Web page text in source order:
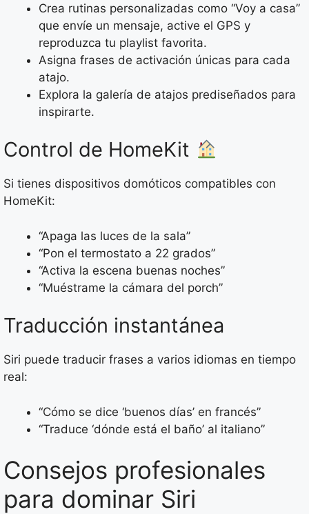
Crea rutinas personalizadas como “Voy a casa”
que envíe un mensaje, active el GPS y
reproduzca tu playlist favorita.
Asigna frases de activación únicas para cada
atajo.
Explora la galería de atajos prediseñados para
inspirarte.
Control de HomeKit
Si tienes dispositivos domóticos compatibles con
HomeKit:
“Apaga las luces de la sala”
“Pon el termostato a 22 grados”
“Activa la escena buenas noches”
“Muéstrame la cámara del porch”
Traducción instantánea
Siri puede traducir frases a varios idiomas en tiempo
real:
“Cómo se dice ‘buenos días’ en francés”
“Traduce ‘dónde está el baño’ al italiano”
Consejos profesionales
para dominar Siri